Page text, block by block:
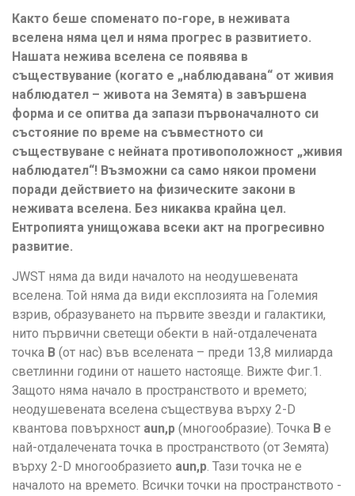
Както беше споменато по-горе, в неживата
вселена няма цел и няма прогрес в развитието.
Нашата нежива вселена се появява в
съществувание (когато е „наблюдавана“ от живия
наблюдател – живота на Земята) в завършена
форма и се опитва да запази първоначалното си
състояние по време на съвместното си
съществуване с нейната противоположност „живия
наблюдател“! Възможни са само някои промени
поради действието на физическите закони в
неживата вселена. Без никаква крайна цел.
Ентропията унищожава всеки акт на прогресивно
развитие.
JWST няма да види началото на неодушевената
вселена. Той няма да види експлозията на Големия
взрив, образуването на първите звезди и галактики,
нито първични светещи обекти в най-отдалечената
точка B (от нас) във вселената – преди 13,8 милиарда
светлинни години от нашето настояще. Вижте Фиг.1.
Защото няма начало в пространството и времето;
неодушевената вселена съществува върху 2-D
квантова повърхност aun,p (многообразие). Точка B е
най-отдалечената точка в пространството (от Земята)
върху 2-D многообразието aun,p. Тази точка не е
началото на времето. Всички точки на пространството -